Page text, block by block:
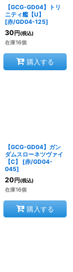
【GCG-GD04】トリ
ニティ艦【U】
[赤/GD04-125]
30 円 (税込)
在庫16個
購入する
【GCG-GD04】ガン
ダムスローネツヴァイ
【C】
[赤/GD04-
045]
20 円 (税込)
在庫16個
購入する